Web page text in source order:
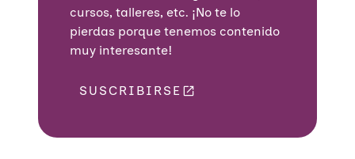
cursos, talleres, etc. ¡No te lo
pierdas porque tenemos contenido
muy interesante!
SUSCRIBIRSE